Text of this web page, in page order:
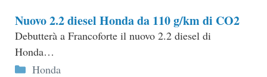
Nuovo 2.2 diesel Honda da 110 g/km di CO2
Debutterà a Francoforte il nuovo 2.2 diesel di
Honda…
Categorie
Honda